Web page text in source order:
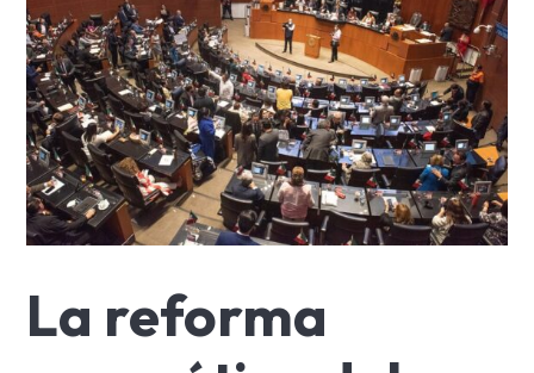
La reforma